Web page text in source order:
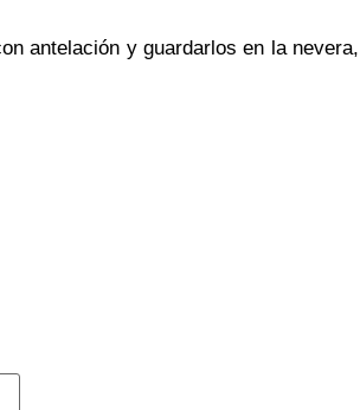
antelación y guardarlos en la nevera,